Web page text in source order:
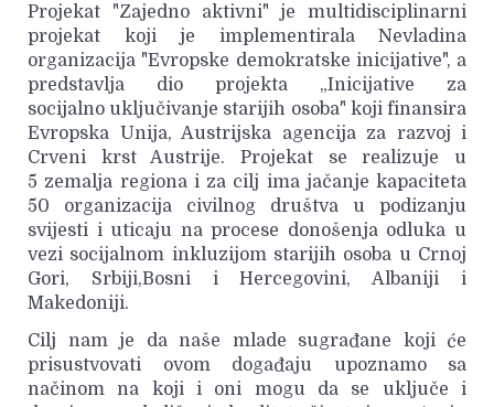
Projekat "Zajedno aktivni" je multidisciplinarni
projekat koji je implementirala Nevladina
organizacija "Evropske demokratske inicijative", a
predstavlja dio projekta „Inicijative za
socijalno uključivanje starijih osoba" koji finansira
Evropska Unija, Austrijska agencija za razvoj i
Crveni krst Austrije. Projekat se realizuje u
5 zemalja regiona i za cilj ima jačanje kapaciteta
50 organizacija civilnog društva u podizanju
svijesti i uticaju na procese donošenja odluka u
vezi socijalnom inkluzijom starijih osoba u Crnoj
Gori, Srbiji,Bosni i Hercegovini, Albaniji i
Makedoniji.
Cilj nam je da naše mlade sugrađane koji će
prisustvovati ovom događaju upoznamo sa
načinom na koji i oni mogu da se uključe i